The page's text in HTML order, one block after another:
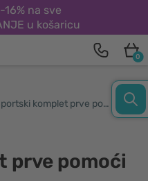
na sve
u košaricu
0
Sportski komplet prve pomoći
prve pomoći